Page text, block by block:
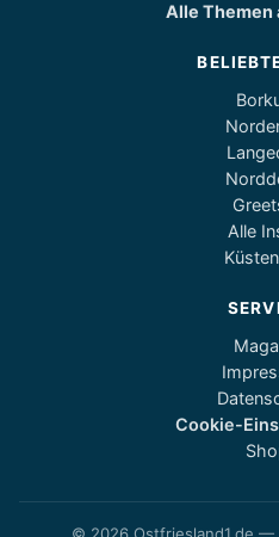
Alle Themen
Alle
Cookie-